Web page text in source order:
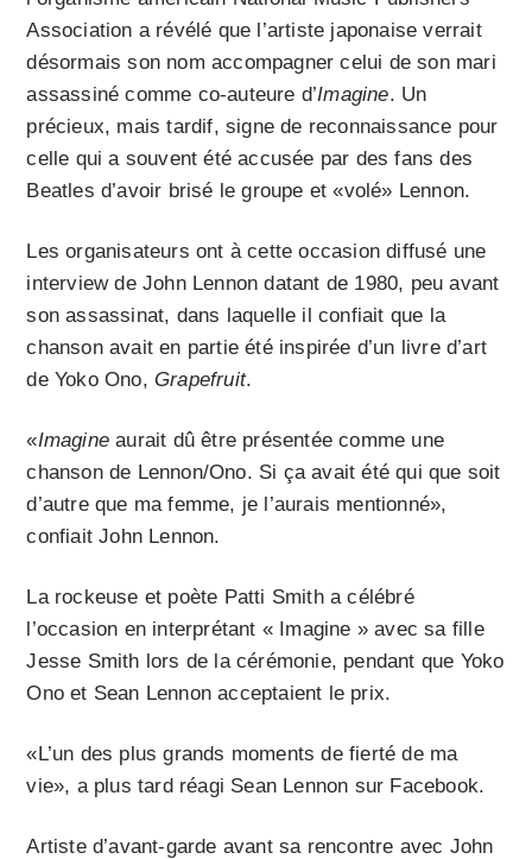
Association a révélé que l’artiste japonaise verrait
désormais son nom accompagner celui de son mari
assassiné comme co-auteure d’Imagine. Un
précieux, mais tardif, signe de reconnaissance pour
celle qui a souvent été accusée par des fans des
Beatles d’avoir brisé le groupe et «volé» Lennon.
Les organisateurs ont à cette occasion diffusé une
interview de John Lennon datant de 1980, peu avant
son assassinat, dans laquelle il confiait que la
chanson avait en partie été inspirée d’un livre d’art
de Yoko Ono,Grapefruit.
«Imagine aurait dû être présentée comme une
chanson de Lennon/Ono. Si ça avait été qui que soit
d’autre que ma femme, je l’aurais mentionné»,
confiait John Lennon.
La rockeuse et poète Patti Smith a célébré
l’occasion en interprétant « Imagine » avec sa fille
Jesse Smith lors de la cérémonie, pendant que Yoko
Ono et Sean Lennon acceptaient le prix.
«L’un des plus grands moments de fierté de ma
vie», a plus tard réagi Sean Lennon sur Facebook.
Artiste d’avant-garde avant sa rencontre avec John